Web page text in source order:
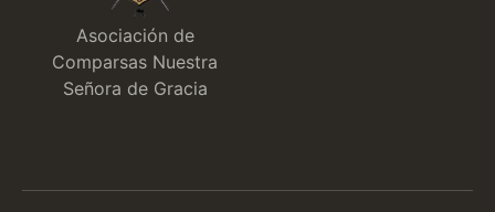
Asociación de
Comparsas Nuestra
Señora de Gracia